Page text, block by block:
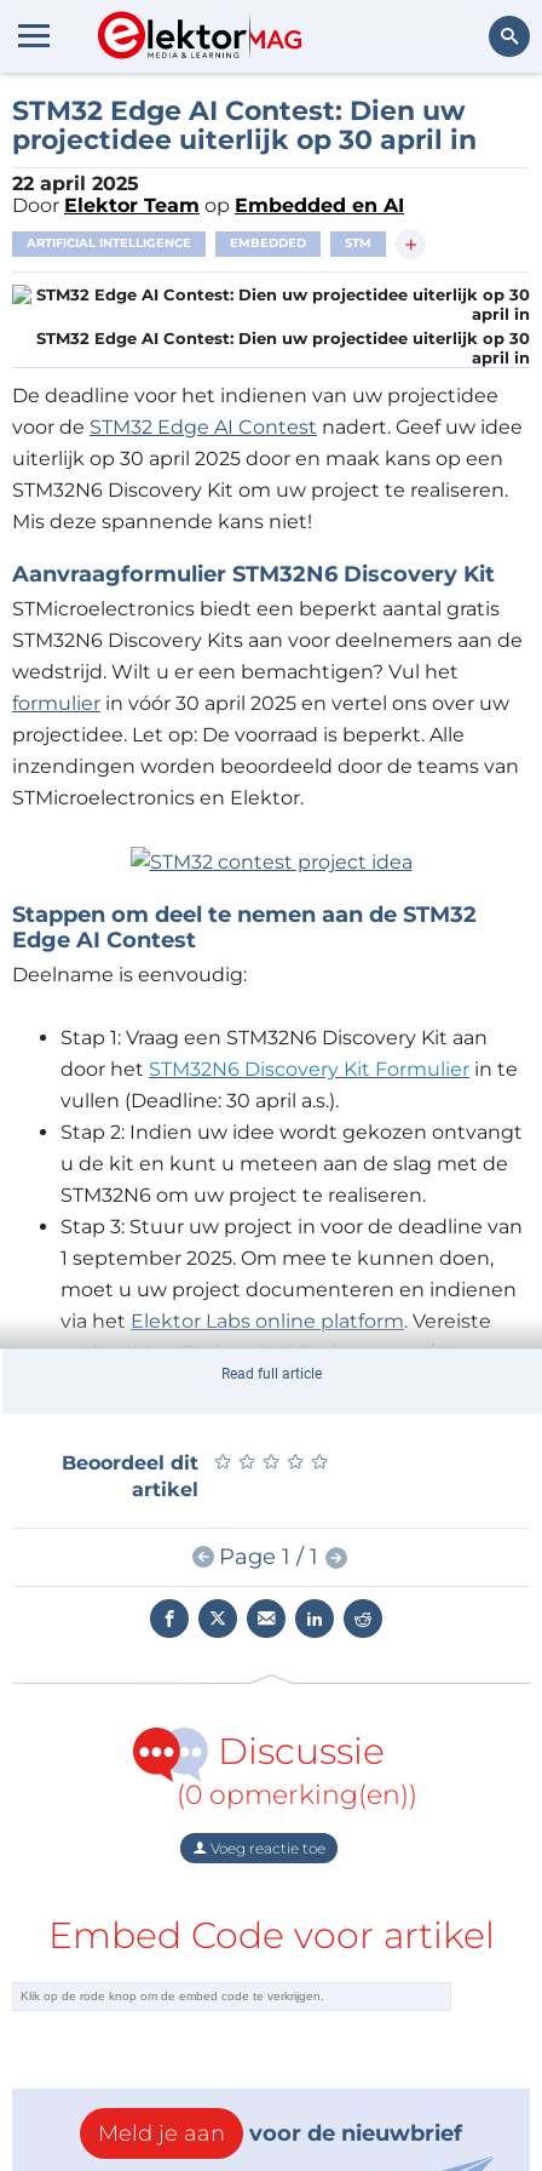
Zoeken
STM32 Edge AI Contest: Dien uw
projectidee uiterlijk op 30 april in
22 april 2025
Door Elektor Team op Embedded en AI
ARTIFICIAL INTELLIGENCE EMBEDDED STM +
STM32 Edge AI Contest: Dien uw projectidee uiterlijk op 30
april in
De deadline voor het indienen van uw projectidee
voor de STM32 Edge AI Contest nadert. Geef uw idee
uiterlijk op 30 april 2025 door en maak kans op een
STM32N6 Discovery Kit om uw project te realiseren.
Mis deze spannende kans niet!
Aanvraagformulier STM32N6 Discovery Kit
STMicroelectronics biedt een beperkt aantal gratis
STM32N6 Discovery Kits aan voor deelnemers aan de
wedstrijd. Wilt u er een bemachtigen? Vul het
formulier in vóór 30 april 2025 en vertel ons over uw
projectidee. Let op: De voorraad is beperkt. Alle
inzendingen worden beoordeeld door de teams van
STMicroelectronics en Elektor.
Stappen om deel te nemen aan de STM32
Edge AI Contest
Deelname is eenvoudig:
Stap 1: Vraag een STM32N6 Discovery Kit aan
door het STM32N6 Discovery Kit Formulier in te
vullen (Deadline: 30 april a.s.).
Stap 2: Indien uw idee wordt gekozen ontvangt
u de kit en kunt u meteen aan de slag met de
STM32N6 om uw project te realiseren.
Stap 3: Stuur uw project in voor de deadline van
1 september 2025. Om mee te kunnen doen,
moet u uw project documenteren en indienen
via het Elektor Labs online platform. Vereiste
onderdelen: Projecttitel, Projectteaser/Abstract,
Projectdetails, Projectafbeelding, Beschrijving
De STM32N6 Discovery Kit
De STM32N6 Discovery Kit is het ideale platform voor
geavanceerde prototyping en AI-ontwikkeling.
Hiermee kunt u vision-gebaseerde AI-projecten tot
leven brengen met uitzonderlijke snelheid en
efficiëntie. Of u nu next-gen toepassingen bouwt of
de tools om te slagen. Stimuleer uw AI-innovaties
met de STM32N6 Discovery Kit!
Read full article
Beoordeel dit
artikel
★ ★ ★ ★ ★
★ ★ ★ ★ ★
Page 1 / 1
Discussie
(0 opmerking(en))
Voeg reactie toe
Embed Code voor artikel
Meld je aan voor de nieuwbrief